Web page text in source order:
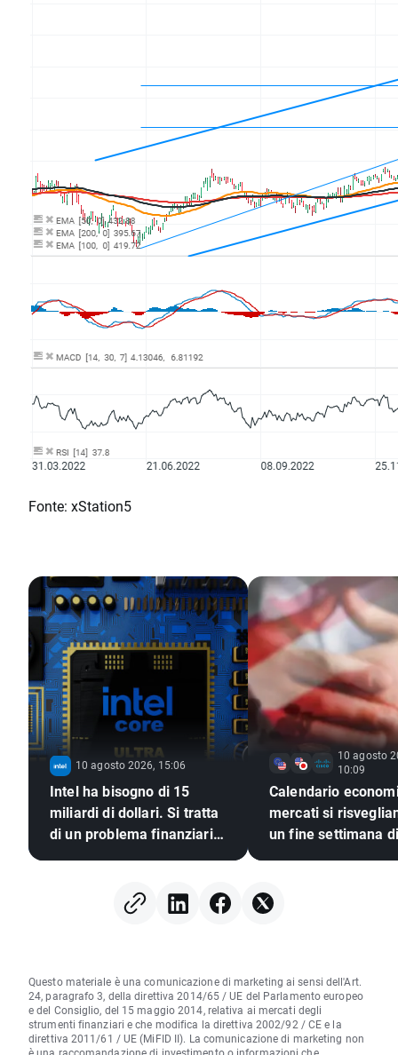
Fonte: xStation5
10 agosto 2026, 15:06
Intel ha bisogno di 15
miliardi di dollari. Si tratta
di un problema finanziario
10 agosto
10:09
Calendario
mercati si
un fine settimana
Questo materiale è una comunicazione di marketing ai sensi dell'Art.
24, paragrafo 3, della direttiva 2014/65 / UE del Parlamento europeo
e del Consiglio, del 15 maggio 2014, relativa ai mercati degli
strumenti finanziari e che modifica la direttiva 2002/92 / CE e la
direttiva 2011/61 / UE (MiFID II). La comunicazione di marketing non